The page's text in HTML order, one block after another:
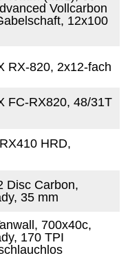
Vollcarbon
12x100
RX-820, 2x12-fach
FC-RX820, 48/31T
HRD,
Disc Carbon,
35 mm
700x40c,
170 TPI